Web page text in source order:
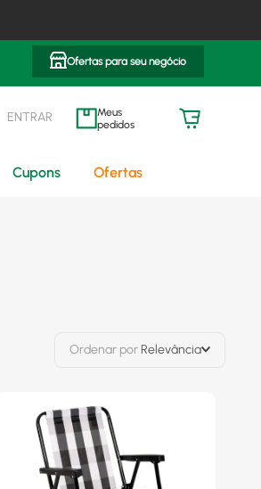
Ofertas para seu negócio
ENTRAR meus pedidos
Cupons Ofertas
Ordenar porRelevância